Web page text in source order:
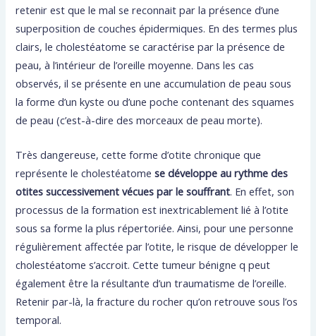
retenir est que le mal se reconnait par la présence d’une
superposition de couches épidermiques. En des termes plus
clairs, le cholestéatome se caractérise par la présence de
peau, à l’intérieur de l’oreille moyenne. Dans les cas
observés, il se présente en une accumulation de peau sous
la forme d’un kyste ou d’une poche contenant des squames
de peau (c’est-à-dire des morceaux de peau morte).
Très dangereuse, cette forme d’otite chronique que
représente le cholestéatomese développe au rythme des
otites successivement vécues par le souffrant. En effet, son
processus de la formation est inextricablement lié à l’otite
sous sa forme la plus répertoriée. Ainsi, pour une personne
régulièrement affectée par l’otite, le risque de développer le
cholestéatome s’accroit. Cette tumeur bénigne q peut
également être la résultante d’un traumatisme de l’oreille.
Retenir par-là, la fracture du rocher qu’on retrouve sous l’os
temporal.